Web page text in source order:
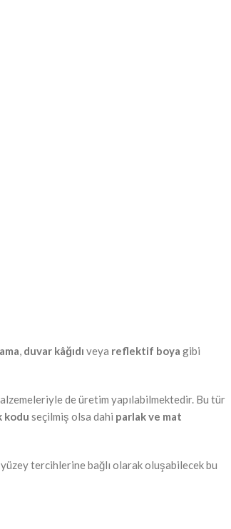
, duvar kâğıdı veya reflektif boya gibi
de üretim yapılabilmektedir. Bu tür
kodu seçilmiş olsa dahi parlak ve mat
tercihlerine bağlı olarak oluşabilecek bu